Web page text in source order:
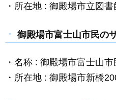
・所在地 : 御殿場市立図書
御殿場市富士山市民の
・名称 : 御殿場市富士山
・所在地 : 御殿場市新橋